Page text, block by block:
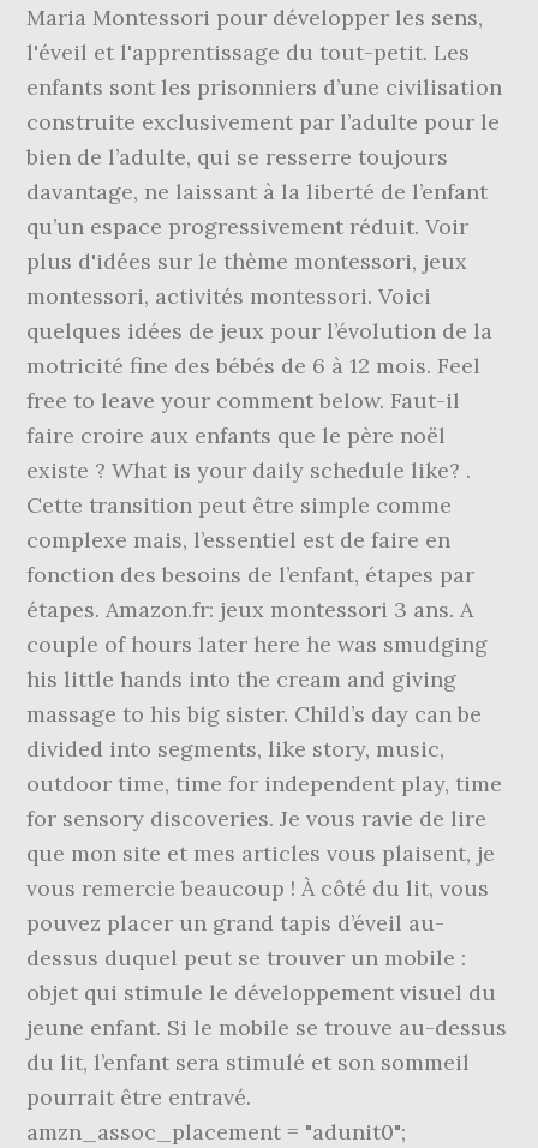
Maria Montessori pour développer les sens,
l'éveil et l'apprentissage du tout-petit. Les
enfants sont les prisonniers d’une civilisation
construite exclusivement par l’adulte pour le
bien de l’adulte, qui se resserre toujours
davantage, ne laissant à la liberté de l’enfant
qu’un espace progressivement réduit. Voir
plus d'idées sur le thème montessori, jeux
montessori, activités montessori. Voici
quelques idées de jeux pour l’évolution de la
motricité fine des bébés de 6 à 12 mois. Feel
free to leave your comment below. Faut-il
faire croire aux enfants que le père noël
existe ? What is your daily schedule like? .
Cette transition peut être simple comme
complexe mais, l’essentiel est de faire en
fonction des besoins de l’enfant, étapes par
étapes. Amazon.fr: jeux montessori 3 ans. A
couple of hours later here he was smudging
his little hands into the cream and giving
massage to his big sister. Child’s day can be
divided into segments, like story, music,
outdoor time, time for independent play, time
for sensory discoveries. Je vous ravie de lire
que mon site et mes articles vous plaisent, je
vous remercie beaucoup ! À côté du lit, vous
pouvez placer un grand tapis d’éveil au-
dessus duquel peut se trouver un mobile :
objet qui stimule le développement visuel du
jeune enfant. Si le mobile se trouve au-dessus
du lit, l’enfant sera stimulé et son sommeil
pourrait être entravé.
amzn_assoc_placement = "adunit0";